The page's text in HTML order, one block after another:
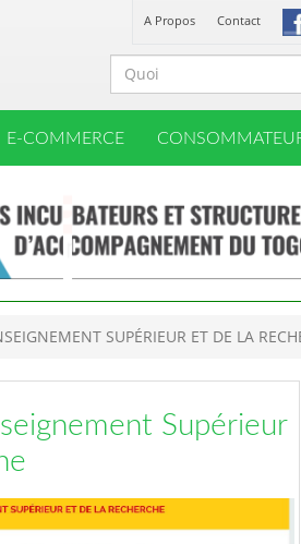
A Propos Contact
E-COMMERCE
SUPÉRIEUR ET DE LA
Supérieur